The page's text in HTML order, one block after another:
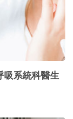
吸系統科醫生